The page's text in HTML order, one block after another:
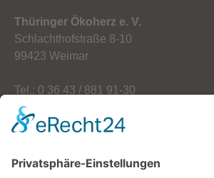
Thüringer Ökoherz e. V.
Schlachthofstraße 8-10
99423 Weimar
Tel.: 0 36 43 / 881 91-30
Fax: 0 36 43 / 881 91-59
E-Mail: info[at]oekoherz.de